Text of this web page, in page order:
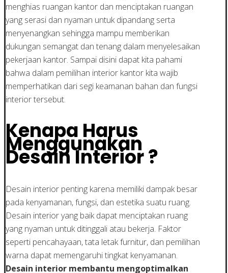
menghias ruangan kantor dan menciptakan ruangan
yang serasi dan nyaman untuk dipandang serta
menyenangkan sehingga mampu memberikan
dukungan semangat dan tenang dalam menyelesaikan
pekerjaan kantor. Sampai disini dapat kita pahami
bahwa dalam pemilihan interior kantor kita wajib
memperhatikan dari segi keamanan bahan dan fungsi
interior tersebut.
Kenapa Harus
Menggunakan
Desain Interior ?
Desain interior penting karena memiliki dampak besar
pada kenyamanan, fungsi, dan estetika suatu ruang.
Desain interior yang baik dapat menciptakan ruang
yang nyaman untuk ditinggali atau bekerja. Faktor
seperti pencahayaan, tata letak furnitur, dan pemilihan
warna dapat memengaruhi tingkat kenyamanan.
Desain interior membantu mengoptimalkan